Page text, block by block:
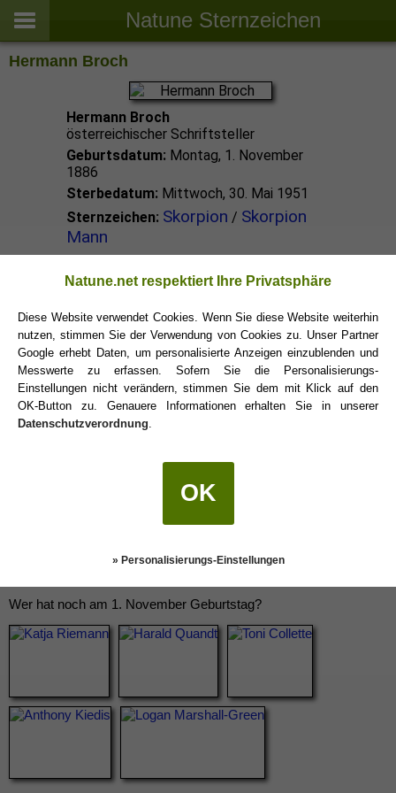
Natune Sternzeichen
Hermann Broch
Hermann Broch
österreichischer Schriftsteller
Geburtsdatum: Montag, 1. November
1886
Sterbedatum: Mittwoch, 30. Mai 1951
Sternzeichen: Skorpion / Skorpion
Mann
Skorpion Promis
Skorpion Sternzeichen
Wer hat noch am 1. November Geburtstag?
Natune.net respektiert Ihre Privatsphäre
Diese Website verwendet Cookies. Wenn Sie diese Website weiterhin
nutzen, stimmen Sie der Verwendung von Cookies zu. Unser Partner
Google erhebt Daten, um personalisierte Anzeigen einzublenden und
Messwerte zu erfassen. Sofern Sie die Personalisierungs-
Einstellungen nicht verändern, stimmen Sie dem mit Klick auf den
OK-Button zu. Genauere Informationen erhalten Sie in unserer
Datenschutzverordnung
OK
» Personalisierungs-Einstellungen